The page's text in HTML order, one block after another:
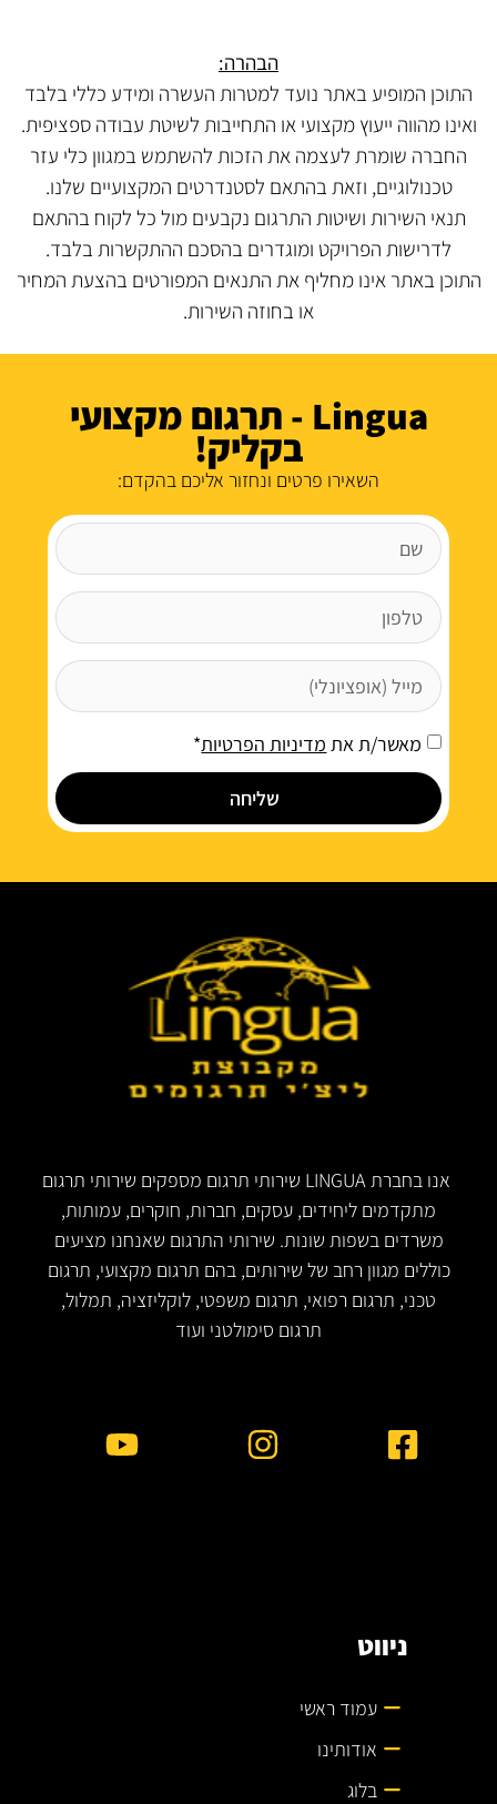
הבהרה:
התוכן המופיע באתר נועד למטרות העשרה ומידע כללי בלבד
ואינו מהווה ייעוץ מקצועי או התחייבות לשיטת עבודה ספציפית.
החברה שומרת לעצמה את הזכות להשתמש במגוון כלי עזר
טכנולוגיים, וזאת בהתאם לסטנדרטים המקצועיים שלנו.
תנאי השירות ושיטות התרגום נקבעים מול כל לקוח בהתאם
לדרישות הפרויקט ומוגדרים בהסכם ההתקשרות בלבד.
התוכן באתר אינו מחליף את התנאים המפורטים בהצעת המחיר
או בחוזה השירות.
Lingua - תרגום מקצועי
בקליק!
השאירו פרטים ונחזור אליכם בהקדם:
מאשר/ת את מדיניות הפרטיות*
שליחה
אנו בחברת LINGUA שירותי תרגום מספקים שירותי תרגום
מתקדמים ליחידים, עסקים, חברות, חוקרים, עמותות,
משרדים בשפות שונות. שירותי התרגום שאנחנו מציעים
כוללים מגוון רחב של שירותים, בהם תרגום מקצועי, תרגום
טכני, תרגום רפואי, תרגום משפטי, לוקליזציה, תמלול,
תרגום סימולטני ועוד
ניווט
עמוד ראשי
אודותינו
בלוג